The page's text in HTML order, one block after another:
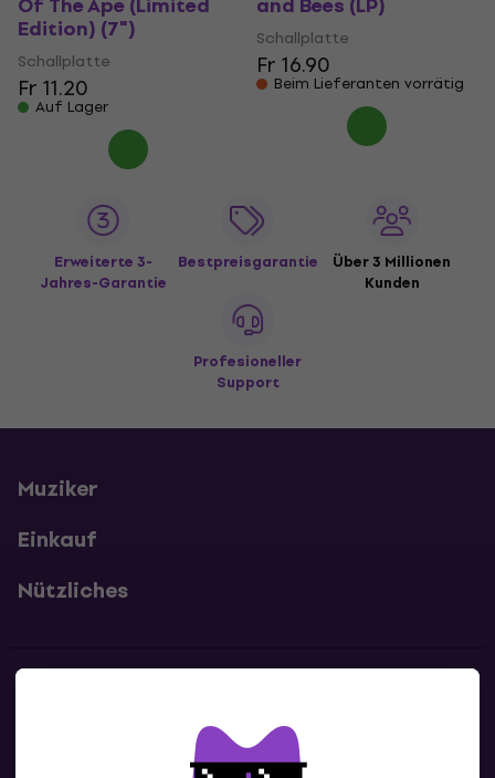
Edition) (7")
Schallplatte
Fr 11.20
Auf Lager
Schallplatte
Fr 16.90
Beim Lieferanten vorrätig
Erweiterte 3-
Jahres-Garantie
Bestpreisgarantie
Über 3 Millionen
Kunden
Profesioneller
Support
Muziker
Einkauf
Nützliches
Kontaktiere uns